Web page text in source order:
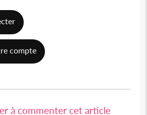
compte
à commenter cet article